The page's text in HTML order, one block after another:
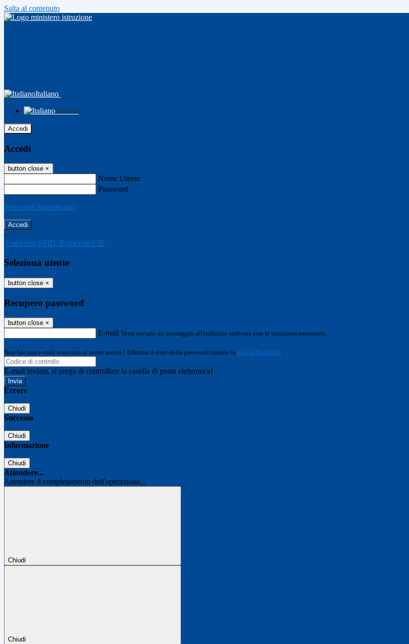
Salta al contenuto
Italiano
Italiano
Accedi
Accedi
button close ×
Nome Utente
Password
Password dimenticata?
-
Entra con SPID Entra con CIE
Seleziona utente
button close ×
Recupero password
button close ×
E-mail Verrà inviato un messaggio all'indirizzo indicato con le istruzioni necessarie.
Non hai una e-mail associata al nome utente? Effettua il reset della password tramite la Login Spaggiari
E-mail inviata, si prega di controllare la casella di posta elettronica!
Errore
Chiudi
Successo
Chiudi
Informazione
Chiudi
Attendere...
Attendere il completamento dell'operazione...
Chiudi
Chiudi